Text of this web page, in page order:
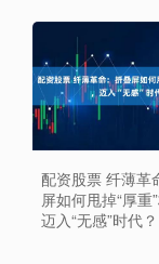
配资股票 纤薄革
屏如何甩掉“厚重
迈入“无感”时代？